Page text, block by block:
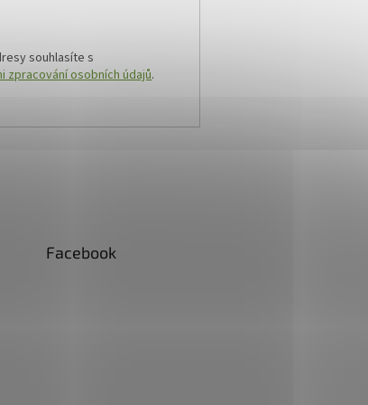
souhlasíte s
zpracování osobních údajů.
Facebook